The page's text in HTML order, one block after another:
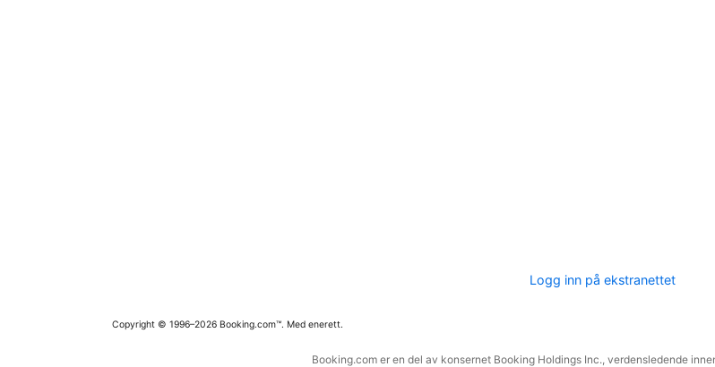
Logg inn på ekstranettet
Copyright © 1996–2026 Booking.com™. Med enerett.
Booking.com er en del av konsernet Booking Holdings Inc., verdensledende